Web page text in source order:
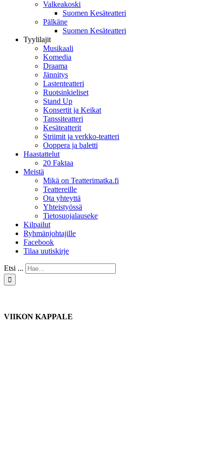
Valkeakoski
Suomen Kesäteatteri
Pälkäne
Suomen Kesäteatteri
Tyylilajit
Musikaali
Komedia
Draama
Jännitys
Lastenteatteri
Ruotsinkieliset
Stand Up
Konsertit ja Keikat
Tanssiteatteri
Kesäteatterit
Striimit ja verkko-teatteri
Ooppera ja baletti
Haastattelut
20 Faktaa
Meistä
Mikä on Teatterimatka.fi
Teattereille
Ota yhteyttä
Yhteistyössä
Tietosuojalauseke
Kilpailut
Ryhmänjohtajille
Facebook
Tilaa uutiskirje
Etsi ...
VIIKON KAPPALE